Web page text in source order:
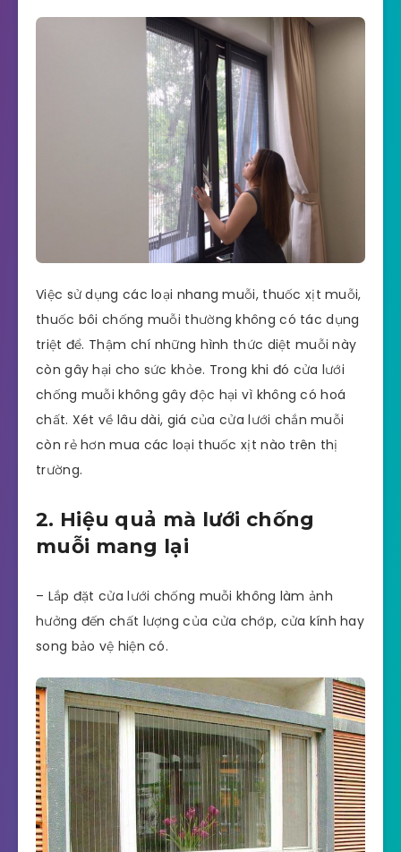
Việc sử dụng các loại nhang muỗi, thuốc xịt muỗi,
thuốc bôi chống muỗi thường không có tác dụng
triệt để. Thậm chí những hình thức diệt muỗi này
còn gây hại cho sức khỏe. Trong khi đó cửa lưới
chống muỗi không gây độc hại vì không có hoá
chất. Xét về lâu dài, giá của cửa lưới chắn muỗi
còn rẻ hơn mua các loại thuốc xịt nào trên thị
trường.
2. Hiệu quả mà lưới chống
muỗi mang lại
– Lắp đặt cửa lưới chống muỗi không làm ảnh
hưởng đến chất lượng của cửa chớp, cửa kính hay
song bảo vệ hiện có.